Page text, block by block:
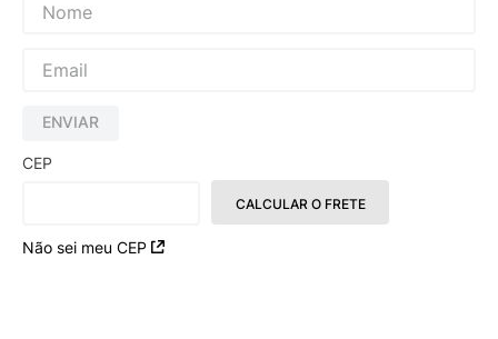
ENVIAR
CEP
Não sei meu CEP
CALCULAR O FRETE